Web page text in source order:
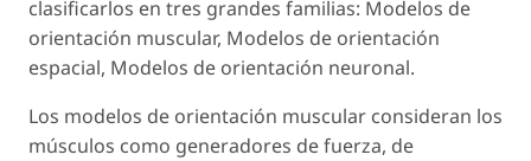
clasificarlos en tres grandes familias: Modelos de
orientación muscular, Modelos de orientación
espacial, Modelos de orientación neuronal.
Los modelos de orientación muscular consideran los
músculos como generadores de fuerza, de